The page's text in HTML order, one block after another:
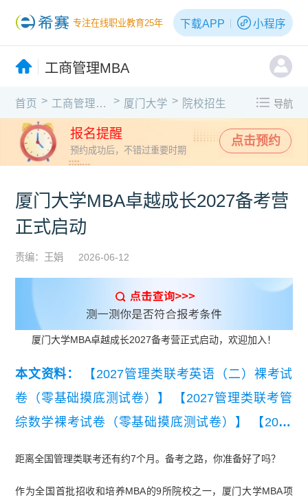
专注在线职业教育25年 下载APP 小程序
工商管理MBA
首页 > 工商管理MBA > 厦门大学 > 院校招生 导航
报名提醒
预约成功后，不错过重要时期
点击预约
厦门大学MBA卓越成长2027备考营
正式启动
责编：王娟 2026-06-12
厦门大学MBA卓越成长2027备考营正式启动，欢迎加入！
本文资料：
【2027管理类联考英语（二）裸考试
卷（零基础摸底测试卷）】
【2027管理类联考管
综数学裸考试卷（零基础摸底测试卷）】
【2027
底测试卷）】 【2027MBA管综数学裸考试卷（零
距离全国管理类联考还有约7个月。备考之路，你准备好了吗？
作为全国首批招收和培养MBA的9所院校之一，厦门大学MBA项